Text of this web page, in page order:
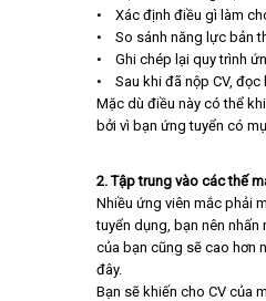
• Xác định điều gì làm
• So sánh năng lực bản
• Ghi chép lại quy trình
• Sau khi đã nộp CV, đọc
Mặc dù điều này có thể
bởi vì bạn ứng tuyển có
2. Tập trung vào các thế
Nhiều ứng viên mắc phải
tuyển dụng, bạn nên nhấn
của bạn cũng sẽ cao hơn
đây.
Bạn sẽ khiến cho CV của